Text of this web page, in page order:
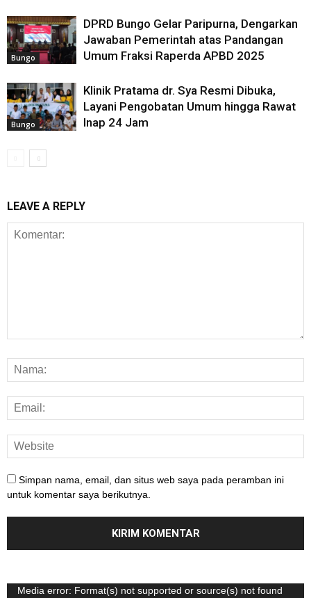
Bungo
DPRD Bungo Gelar Paripurna, Dengarkan
Jawaban Pemerintah atas Pandangan
Umum Fraksi Raperda APBD 2025
Bungo
Klinik Pratama dr. Sya Resmi Dibuka,
Layani Pengobatan Umum hingga Rawat
Inap 24 Jam
LEAVE A REPLY
Simpan nama, email, dan situs web saya pada peramban ini
untuk komentar saya berikutnya.
Pemutar
Media error: Format(s) not supported or source(s) not found